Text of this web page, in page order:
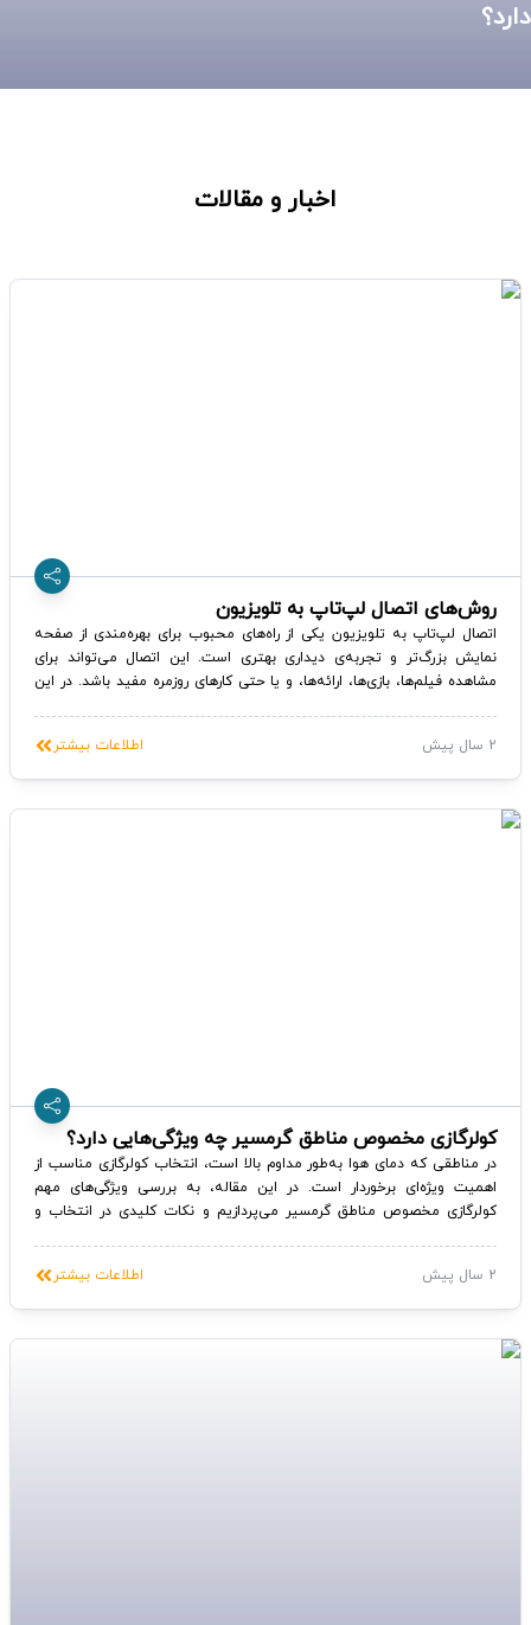
دارد؟
علت بوی بد کولرگازی+ راه حل های رفع
بررسی سیستم اینورتر کولرهای گازی
اخبار و مقالات
روش‌های اتصال لپ‌تاپ به تلویزیون
اتصال لپ‌تاپ به تلویزیون یکی از راه‌های محبوب برای بهره‌مندی از صفحه
نمایش بزرگ‌تر و تجربه‌ی دیداری بهتری است. این اتصال می‌تواند برای
مشاهده فیلم‌ها، بازی‌ها، ارائه‌ها، و یا حتی کارهای روزمره مفید باشد. در این
2 سال پیش
اطلاعات بیشتر
کولرگازی مخصوص مناطق گرمسیر چه ویژگی‌هایی دارد؟
در مناطقی که دمای هوا به‌طور مداوم بالا است، انتخاب کولرگازی مناسب از
اهمیت ویژه‌ای برخوردار است. در این مقاله، به بررسی ویژگی‌های مهم
کولرگازی مخصوص مناطق گرمسیر می‌پردازیم و نکات کلیدی در انتخاب و
2 سال پیش اطلاعات بیشتر